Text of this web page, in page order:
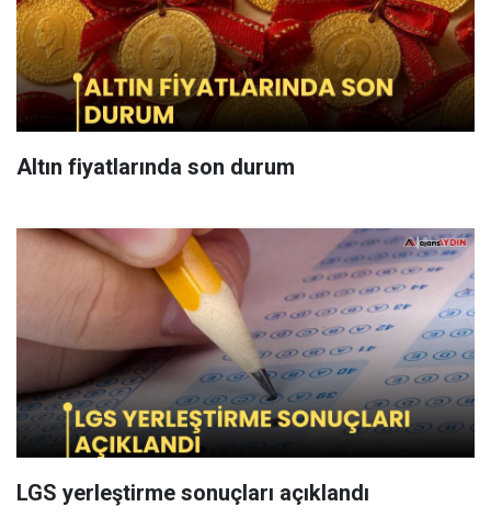
Altın fiyatlarında son durum
LGS yerleştirme sonuçları açıklandı